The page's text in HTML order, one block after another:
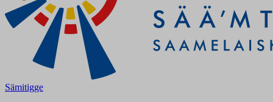
Sämitigge